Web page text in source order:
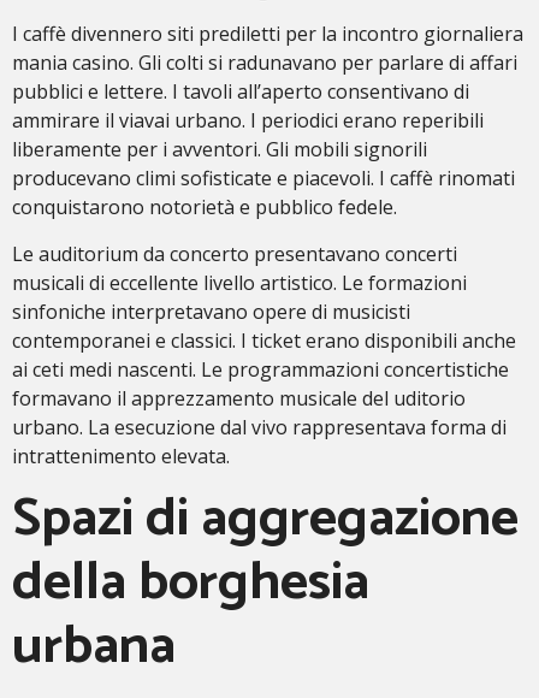
I caffè divennero siti prediletti per la incontro giornaliera
mania casino. Gli colti si radunavano per parlare di affari
pubblici e lettere. I tavoli all’aperto consentivano di
ammirare il viavai urbano. I periodici erano reperibili
liberamente per i avventori. Gli mobili signorili
producevano climi sofisticate e piacevoli. I caffè rinomati
conquistarono notorietà e pubblico fedele.
Le auditorium da concerto presentavano concerti
musicali di eccellente livello artistico. Le formazioni
sinfoniche interpretavano opere di musicisti
contemporanei e classici. I ticket erano disponibili anche
ai ceti medi nascenti. Le programmazioni concertistiche
formavano il apprezzamento musicale del uditorio
urbano. La esecuzione dal vivo rappresentava forma di
intrattenimento elevata.
Spazi di aggregazione
della borghesia
urbana